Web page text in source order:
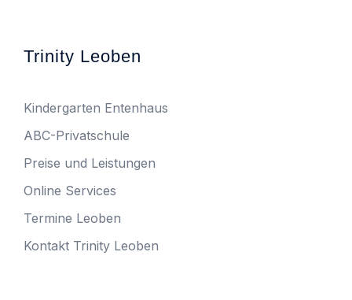
Trinity Leoben
Kindergarten Entenhaus
ABC-Privatschule
Preise und Leistungen
Online Services
Termine Leoben
Kontakt Trinity Leoben